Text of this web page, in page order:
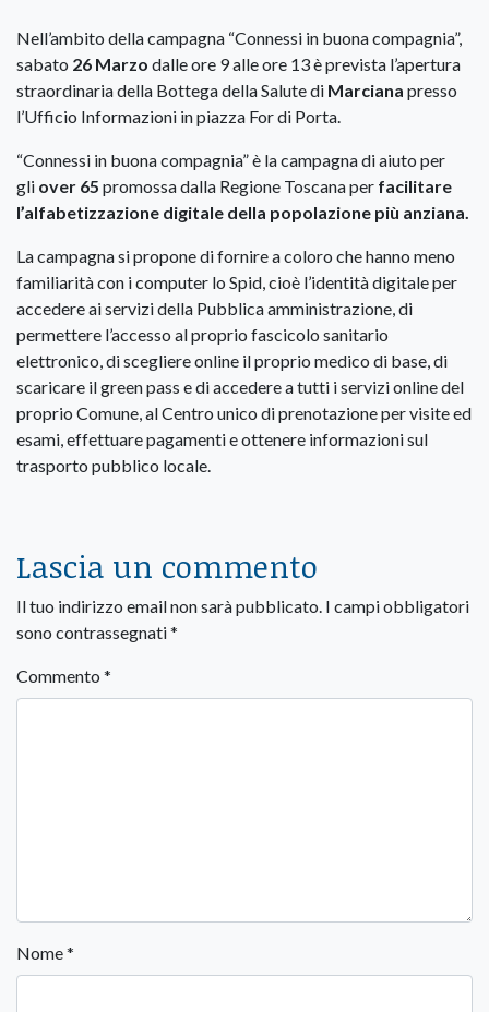
Nell’ambito della campagna “Connessi in buona compagnia”,
sabato 26 Marzo dalle ore 9 alle ore 13 è prevista l’apertura
straordinaria della Bottega della Salute di Marciana presso
l’Ufficio Informazioni in piazza For di Porta.
“Connessi in buona compagnia” è la campagna di aiuto per
gli over 65 promossa dalla Regione Toscana per facilitare
l’alfabetizzazione digitale della popolazione più anziana.
La campagna si propone di fornire a coloro che hanno meno
familiarità con i computer lo Spid, cioè l’identità digitale per
accedere ai servizi della Pubblica amministrazione, di
permettere l’accesso al proprio fascicolo sanitario
elettronico, di scegliere online il proprio medico di base, di
scaricare il green pass e di accedere a tutti i servizi online del
proprio Comune, al Centro unico di prenotazione per visite ed
esami, effettuare pagamenti e ottenere informazioni sul
trasporto pubblico locale.
Lascia un commento
Il tuo indirizzo email non sarà pubblicato. I campi obbligatori
sono contrassegnati*
Commento *
Nome*